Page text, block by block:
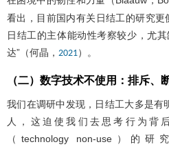
看出，目前国内有关日结工的研究更
日结工的主体能动性考察较少，尤
达”（何晶， 2021）。
（二）数字技术不使用：排斥、
我们在调研中发现，日结工大多是有
人，这迫使我们去思考行为背
（technology non-use）的